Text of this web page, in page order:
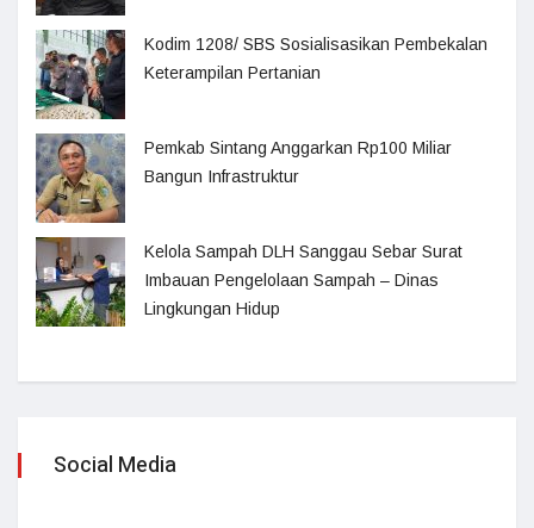
Kodim 1208/ SBS Sosialisasikan Pembekalan
Keterampilan Pertanian
Pemkab Sintang Anggarkan Rp100 Miliar
Bangun Infrastruktur
Kelola Sampah DLH Sanggau Sebar Surat
Imbauan Pengelolaan Sampah – Dinas
Lingkungan Hidup
Social Media